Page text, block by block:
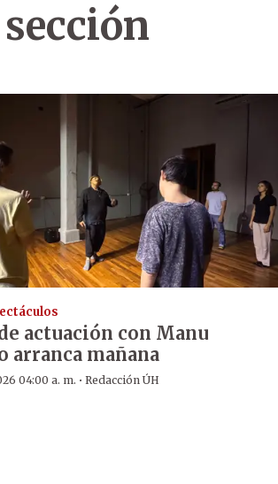
actuación con Manu
arranca mañana
04:00 a. m. ·Redacción ÚH